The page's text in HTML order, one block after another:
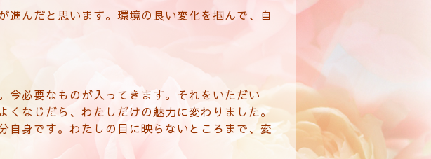
進んだと思います。環境の良い変化を掴んで、自
今必要なものが入ってきます。それをいただい
くなじだら、わたしだけの魅力に変わりました。
自身です。わたしの目に映らないところまで、変